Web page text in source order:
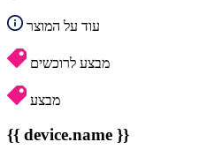
עוד על המוצר
מבצע לרוכשים
מבצע
{{ device.name }}